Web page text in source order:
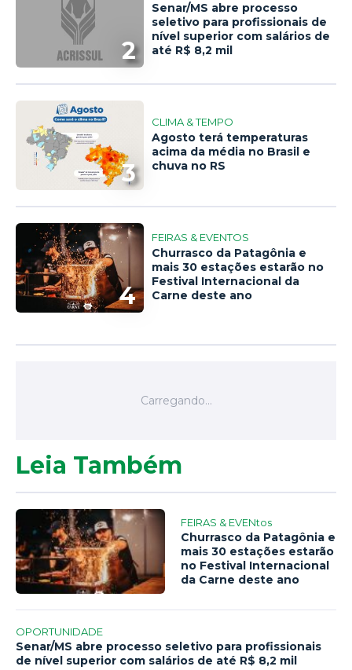
2
Senar/MS abre processo
seletivo para profissionais de
nível superior com salários de
até R$ 8,2 mil
3
CLIMA & TEMPO
Agosto terá temperaturas
acima da média no Brasil e
chuva no RS
4
FEIRAS & EVENTOS
Churrasco da Patagônia e
mais 30 estações estarão no
Festival Internacional da
Carne deste ano
Leia Também
FEIRAS & EVENtos
Churrasco da Patagônia e
mais 30 estações estarão
no Festival Internacional
da Carne deste ano
OPORTUNIDADE
Senar/MS abre processo seletivo para profissionais
de nível superior com salários de até R$ 8,2 mil